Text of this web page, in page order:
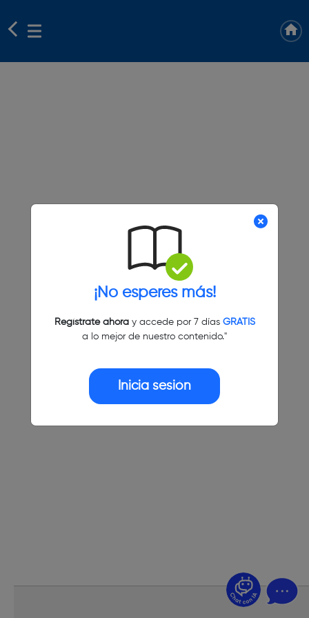
¡No esperes más!
Regístrate ahoray accede por 7 días GRATIS
a lo mejor de nuestro contenido."
Inicia sesión